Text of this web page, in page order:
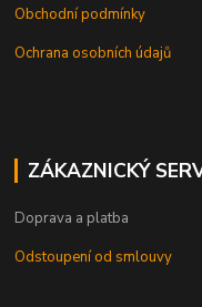
Obchodní podmínky
Ochrana osobních údajů
ZÁKAZNICKÝ
Doprava a platba
Odstoupení od smlouvy